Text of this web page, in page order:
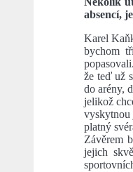
absencí,
Karel
bychom
že teď už
do arény,
jelikož
vyskytnou
platný
Závěrem
jejich